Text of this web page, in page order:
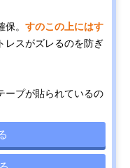
。 すのこの上にはす
レスがズレるのを防ぎ
ープが貼られているの